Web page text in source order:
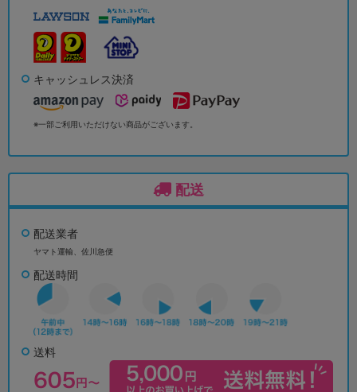
キャッシュレス決済
※一部ご利用いただけない商品がございます。
配送
配送業者
ヤマト運輸、佐川急便
配送時間
送料